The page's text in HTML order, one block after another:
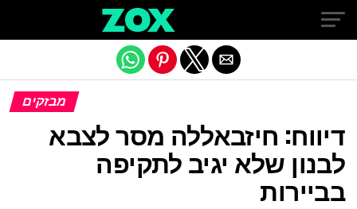
מבזקים
דיווח: חיזבאללה מסר לצבא
לבנון שלא יגיב לתקיפה
בביירות
Exit mobile version